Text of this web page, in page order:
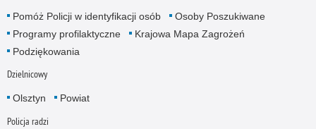
Pomóż Policji w identyfikacji osób
Osoby Poszukiwane
Programy profilaktyczne
Krajowa Mapa Zagrożeń
Podziękowania
Dzielnicowy
Olsztyn Powiat
Policja radzi